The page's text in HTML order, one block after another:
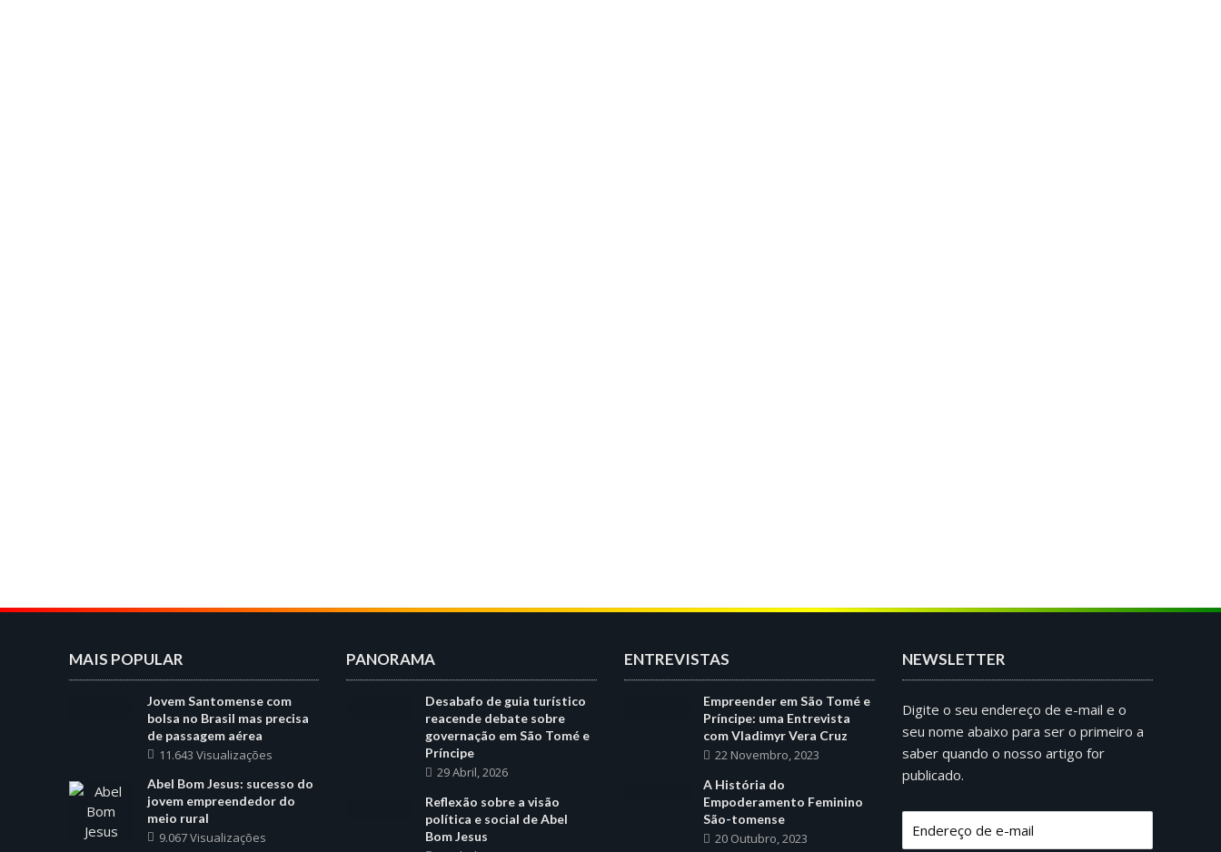
MAIS POPULAR
Jovem Santomense com
bolsa no Brasil mas precisa
de passagem aérea
11.643 Visualizações
Abel Bom Jesus: sucesso do
jovem empreendedor do
meio rural
9.067 Visualizações
PANORAMA
Desabafo de guia turístico
reacende debate sobre
governação em São Tomé e
Príncipe
29 Abril, 2026
Reflexão sobre a visão
política e social de Abel
Bom Jesus
ENTREVISTAS
Empreender em São Tomé e
Príncipe: uma Entrevista
com Vladimyr Vera Cruz
22 Novembro, 2023
A História do
Empoderamento Feminino
São-tomense
20 Outubro, 2023
NEWSLETTER
Digite o seu endereço de e-mail e o
seu nome abaixo para ser o primeiro a
saber quando o nosso artigo for
publicado.